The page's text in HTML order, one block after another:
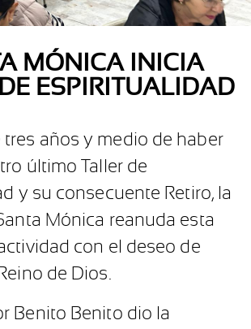
MÓNICA INICIA
ESPIRITUALIDAD
tres años y medio de haber
último Taller de
y su consecuente Retiro, la
Mónica reanuda esta
con el deseo de
de Dios.
Benito Benito dio la